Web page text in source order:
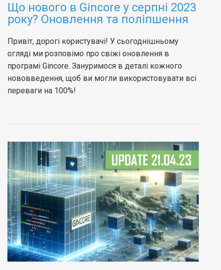
Що нового в Gincore у серпні 2023
року? Оновлення та поліпшення
Привіт, дорогі користувачі! У сьогоднішньому
огляді ми розповімо про свіжі оновлення в
програмі Gincore. Зануримося в деталі кожного
нововведення, щоб ви могли використовувати всі
переваги на 100%!